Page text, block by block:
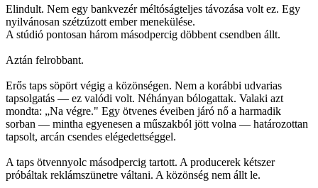
Elindult. Nem egy bankvezér méltóságteljes távozása volt ez. Egy
nyilvánosan szétzúzott ember menekülése.
A stúdió pontosan három másodpercig döbbent csendben állt.
Aztán felrobbant.
Erős taps söpört végig a közönségen. Nem a korábbi udvarias
tapsolgatás — ez valódi volt. Néhányan bólogattak. Valaki azt
mondta: „Na végre." Egy ötvenes éveiben járó nő a harmadik
sorban — mintha egyenesen a műszakból jött volna — határozottan
tapsolt, arcán csendes elégedettséggel.
A taps ötvennyolc másodpercig tartott. A producerek kétszer
próbáltak reklámszünetre váltani. A közönség nem állt le.